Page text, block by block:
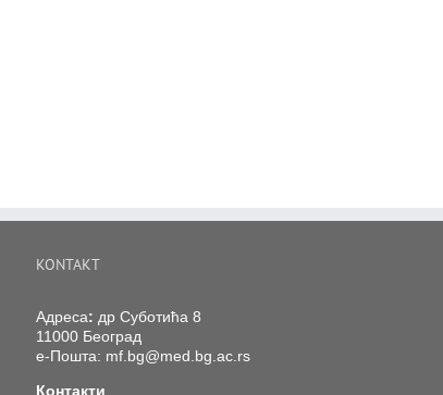
KONTAKT
Адреса: др Суботића 8
11000 Београд
е-Пошта: mf.bg@med.bg.ac.rs
Контакти